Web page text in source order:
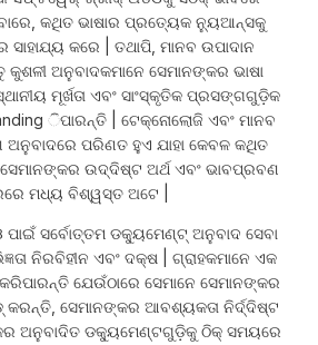
କଥିତ ଭାଷାର ପ୍ରତ୍ୟେକ ନ୍ୟୁଆନ୍ସକୁ
ସାହାଯ୍ୟ କରେ | ତଥାପି, ମାନବ ଉପାଦାନ
କୁଶଳୀ ଅନୁବାଦକମାନେ ସେମାନଙ୍କର ଭାଷା
ମୂର୍ଖତା ଏବଂ ସାଂସ୍କୃତିକ ପ୍ରସଙ୍ଗଗୁଡ଼ିକ
ିପାରନ୍ତି | ଟେକ୍ନୋଲୋଜି ଏବଂ ମାନବ
ପରିଣତ ହୁଏ ଯାହା କେବଳ କଥିତ
ଉଦ୍ଦିଷ୍ଟ ଅର୍ଥ ଏବଂ ଭାବପ୍ରବଣ
ମଧ୍ୟ ବିଶ୍ୱସ୍ତ ଅଟେ |
ପାଇଁ ସର୍ବୋତ୍ତମ ଡକ୍ୟୁମେଣ୍ଟ୍ ଅନୁବାଦ ସେବା
ନିରବିହୀନ ଏବଂ ଦକ୍ଷ | ଗ୍ରାହକମାନେ ଏକ
ଯେଉଁଠାରେ ସେମାନେ ସେମାନଙ୍କର
ସେମାନଙ୍କର ଆବଶ୍ୟକତା ନିର୍ଦ୍ଦିଷ୍ଟ
ଅନୁବାଦିତ ଡକ୍ୟୁମେଣ୍ଟଗୁଡ଼ିକୁ ଠିକ୍ ସମୟରେ